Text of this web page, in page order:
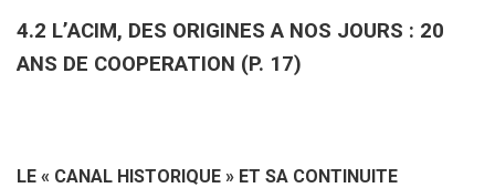
4.2 L’ACIM, DES ORIGINES A NOS JOURS : 20
ANS DE COOPERATION (P. 17)
LE « CANAL HISTORIQUE » ET SA CONTINUITE